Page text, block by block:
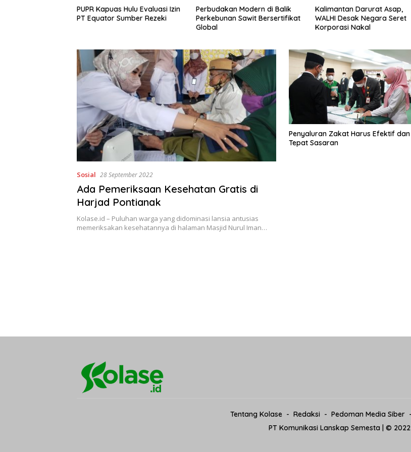
PUPR Kapuas Hulu Evaluasi Izin
PT Equator Sumber Rezeki
Perbudakan Modern di Balik
Perkebunan Sawit Bersertifikat
Global
Kalimantan Darurat Asap,
WALHI Desak Negara Seret
Korporasi Nakal
Sosial 28 September 2022
Ada Pemeriksaan Kesehatan Gratis di
Harjad Pontianak
Kolase.id – Puluhan warga yang didominasi lansia antusias
memeriksakan kesehatannya di halaman Masjid Nurul Iman…
Penyaluran Zakat Harus Efektif dan
Tepat Sasaran
Tentang Kolase Redaksi Pedoman Media Siber
PT Komunikasi Lanskap Semesta | © 2022